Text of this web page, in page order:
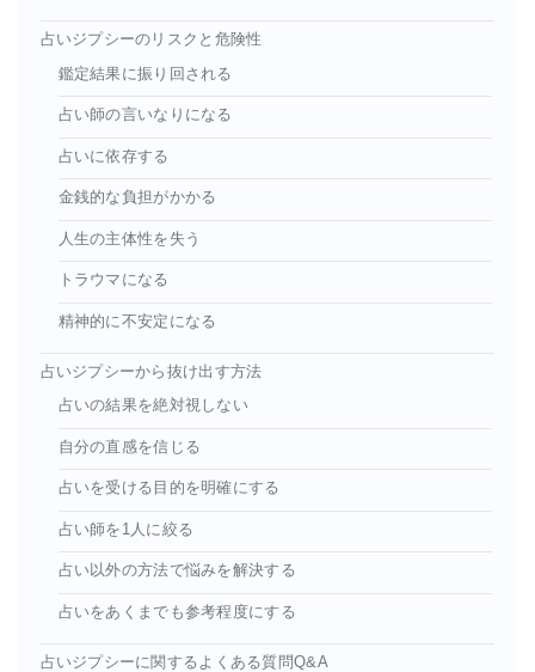
占いジプシーのリスクと危険性
鑑定結果に振り回される
占い師の言いなりになる
占いに依存する
金銭的な負担がかかる
人生の主体性を失う
トラウマになる
精神的に不安定になる
占いジプシーから抜け出す方法
占いの結果を絶対視しない
自分の直感を信じる
占いを受ける目的を明確にする
占い師を1人に絞る
占い以外の方法で悩みを解決する
占いをあくまでも参考程度にする
占いジプシーに関するよくある質問Q&A